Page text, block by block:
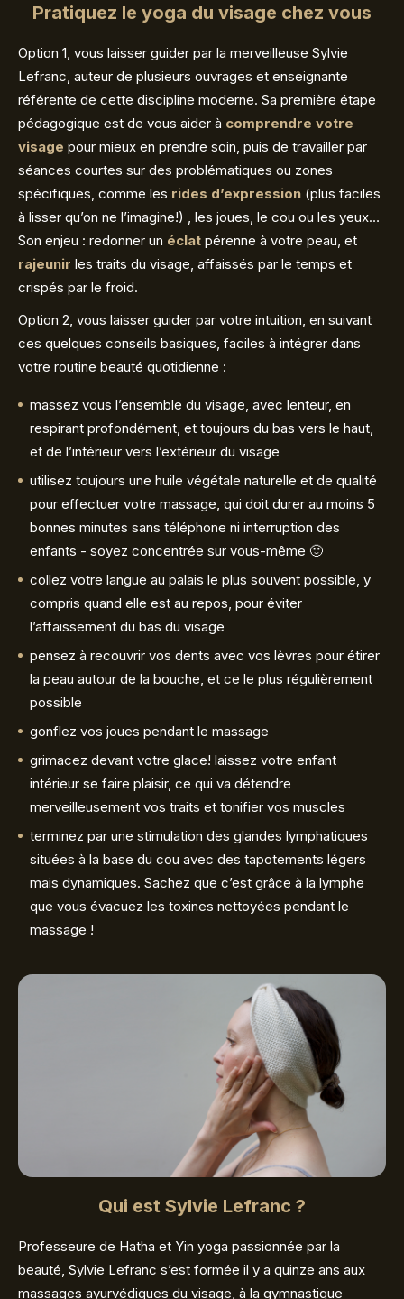
Pratiquez le yoga du visage chez vous
Option 1, vous laisser guider par la merveilleuse Sylvie
Lefranc, auteur de plusieurs ouvrages et enseignante
référente de cette discipline moderne. Sa première étape
pédagogique est de vous aider à comprendre votre
visage pour mieux en prendre soin, puis de travailler par
séances courtes sur des problématiques ou zones
spécifiques, comme les rides d’expression (plus faciles
à lisser qu’on ne l’imagine!) , les joues, le cou ou les yeux…
Son enjeu : redonner un éclat pérenne à votre peau, et
rajeunir les traits du visage, affaissés par le temps et
crispés par le froid.
Option 2, vous laisser guider par votre intuition, en suivant
ces quelques conseils basiques, faciles à intégrer dans
votre routine beauté quotidienne :
massez vous l’ensemble du visage, avec lenteur, en
respirant profondément, et toujours du bas vers le haut,
et de l’intérieur vers l’extérieur du visage
utilisez toujours une huile végétale naturelle et de qualité
pour effectuer votre massage, qui doit durer au moins 5
bonnes minutes sans téléphone ni interruption des
enfants - soyez concentrée sur vous-même 🙂
collez votre langue au palais le plus souvent possible, y
compris quand elle est au repos, pour éviter
l’affaissement du bas du visage
pensez à recouvrir vos dents avec vos lèvres pour étirer
la peau autour de la bouche, et ce le plus régulièrement
possible
gonflez vos joues pendant le massage
grimacez devant votre glace! laissez votre enfant
intérieur se faire plaisir, ce qui va détendre
merveilleusement vos traits et tonifier vos muscles
terminez par une stimulation des glandes lymphatiques
situées à la base du cou avec des tapotements légers
mais dynamiques. Sachez que c’est grâce à la lymphe
que vous évacuez les toxines nettoyées pendant le
massage !
Qui est Sylvie Lefranc ?
Professeure de Hatha et Yin yoga passionnée par la
beauté, Sylvie Lefranc s’est formée il y a quinze ans aux
massages ayurvédiques du visage, à la gymnastique